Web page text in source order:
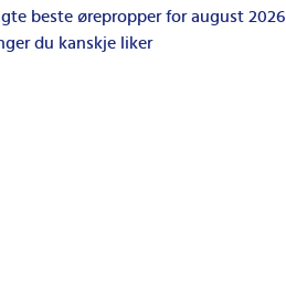
beste ørepropper for august 2026
du kanskje liker